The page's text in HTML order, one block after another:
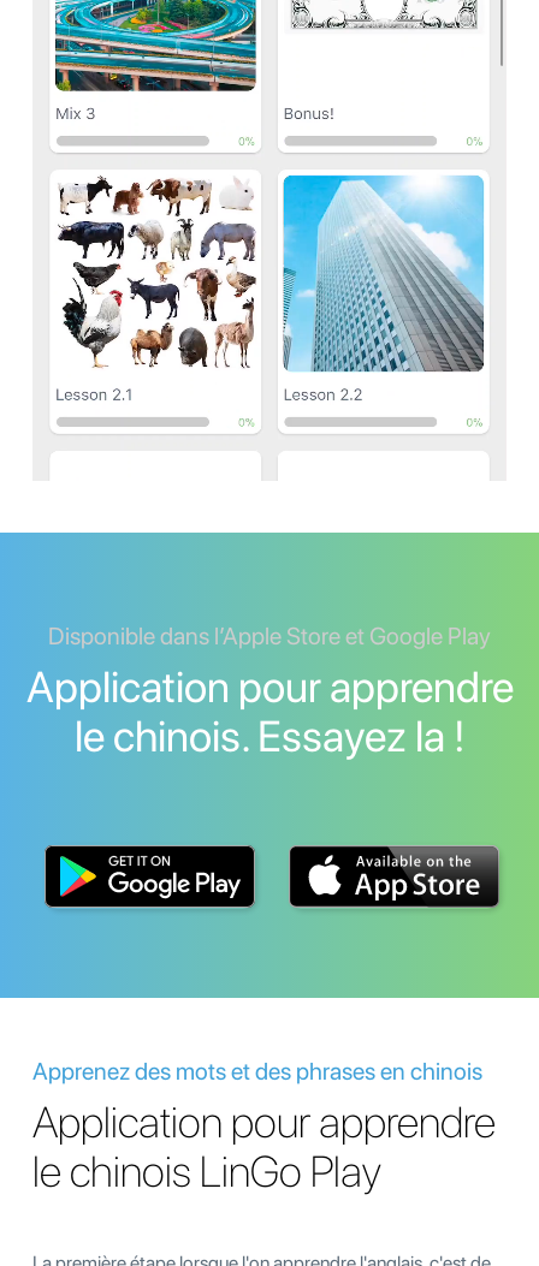
Disponible dans l’Apple Store et Google Play
Application pour apprendre
le chinois. Essayez la !
Apprenez des mots et des phrases en chinois
Application pour apprendre
le chinois LinGo Play